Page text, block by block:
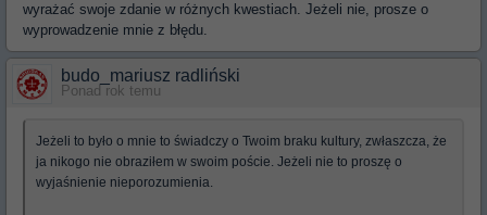
wyrażać swoje zdanie w różnych kwestiach. Jeżeli nie, prosze o
wyprowadzenie mnie z błędu.
budo_mariusz radliński
Ponad rok temu
Jeżeli to było o mnie to świadczy o Twoim braku kultury, zwłaszcza, że
ja nikogo nie obraziłem w swoim poście. Jeżeli nie to proszę o
wyjaśnienie nieporozumienia.